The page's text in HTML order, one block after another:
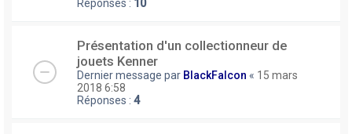
Réponses : 10
Présentation d'un collectionneur de
jouets Kenner
Dernier message par BlackFalcon « 15 mars
2018 6:58
Réponses : 4